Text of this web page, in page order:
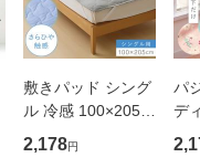
敷きパッド シング
ル 冷感 100×205c
m 敷パッド 夏用
敷き布団 敷布団 カ
2,178円
パ
デ
春
ト